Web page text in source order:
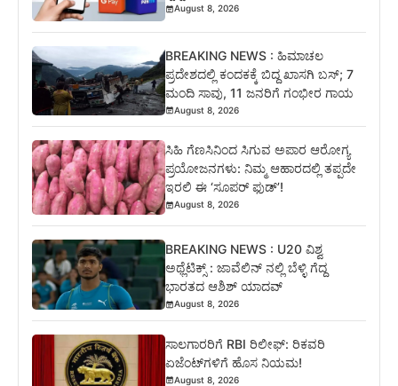
August 8, 2026
BREAKING NEWS : ಹಿಮಾಚಲ
ಪ್ರದೇಶದಲ್ಲಿ ಕಂದಕಕ್ಕೆ ಬಿದ್ದ ಖಾಸಗಿ ಬಸ್; 7
ಮಂದಿ ಸಾವು, 11 ಜನರಿಗೆ ಗಂಭೀರ ಗಾಯ
August 8, 2026
ಸಿಹಿ ಗೆಣಸಿನಿಂದ ಸಿಗುವ ಅಪಾರ ಆರೋಗ್ಯ
ಪ್ರಯೋಜನಗಳು: ನಿಮ್ಮ ಆಹಾರದಲ್ಲಿ ತಪ್ಪದೇ
ಇರಲಿ ಈ ‘ಸೂಪರ್ ಫುಡ್’!
August 8, 2026
BREAKING NEWS : U20 ವಿಶ್ವ
ಅಥ್ಲೆಟಿಕ್ಸ್‌ : ಜಾವೆಲಿನ್ ನಲ್ಲಿ ಬೆಳ್ಳಿ ಗೆದ್ದ
ಭಾರತದ ಆಶಿಶ್ ಯಾದವ್
August 8, 2026
ಸಾಲಗಾರರಿಗೆ RBI ರಿಲೀಫ್‌: ರಿಕವರಿ
ಏಜೆಂಟ್‌ಗಳಿಗೆ ಹೊಸ ನಿಯಮ!
August 8, 2026